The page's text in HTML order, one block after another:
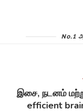
No.1
இசை, நடனம்
efficient